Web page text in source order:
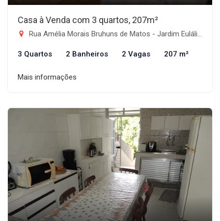
Casa à Venda com 3 quartos, 207m²
Rua Amélia Morais Bruhuns de Matos - Jardim Eulália, Taubaté-SP
3 Quartos 2 Banheiros 2 Vagas 207 m²
Mais informações